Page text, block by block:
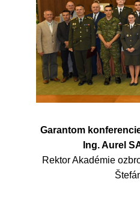
Garantom
Ing. Aurel
Rektor Akadémie